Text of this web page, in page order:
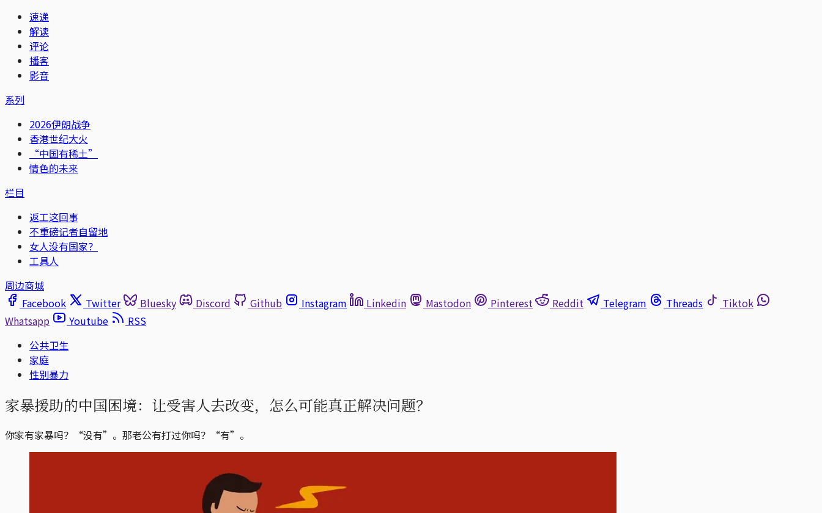
速递
解读
评论
播客
影音
系列
2026伊朗战争
香港世纪大火
“中国有稀土”
情色的未来
栏目
返工这回事
不重磅记者自留地
女人没有国家？
工具人
周边商城
Facebook
Twitter Bluesky Discord Github Instagram Linkedin Mastodon Pinterest Reddit Telegram Threads
Tiktok
Whatsapp
Youtube
RSS
公共卫生
家庭
性别暴力
家暴援助的中国困境：让受害人去改变，怎么可能真正解决问题？
你家有家暴吗？“没有”。那老公有打过你吗？“有”。